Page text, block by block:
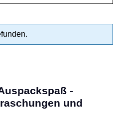
-
und